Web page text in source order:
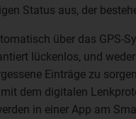
Status aus, der
über das GPS-
lückenlos, und
Einträge zu
dem digitalen
in einer App am